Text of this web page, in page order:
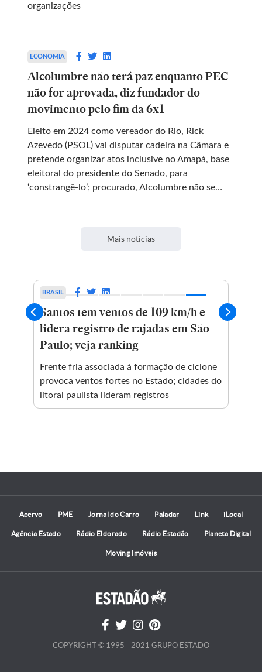
organizações
ECONOMIA
Alcolumbre não terá paz enquanto PEC
não for aprovada, diz fundador do
movimento pelo fim da 6x1
Eleito em 2024 como vereador do Rio, Rick
Azevedo (PSOL) vai disputar cadeira na Câmara e
pretende organizar atos inclusive no Amapá, base
eleitoral do presidente do Senado, para
‘constrangê-lo’; procurado, Alcolumbre não se
Mais notícias
BRASIL
Santos tem ventos de 109 km/h e
lidera registro de rajadas em São
Paulo; veja ranking
Frente fria associada à formação de ciclone
provoca ventos fortes no Estado; cidades do
litoral paulista lideram registros
Acervo PME Jornal do Carro Paladar Link iLocal
Agência Estado Rádio Eldorado Rádio Estadão Planeta Digital
Moving Imóveis
COPYRIGHT © 1995 - 2021 GRUPO ESTADO